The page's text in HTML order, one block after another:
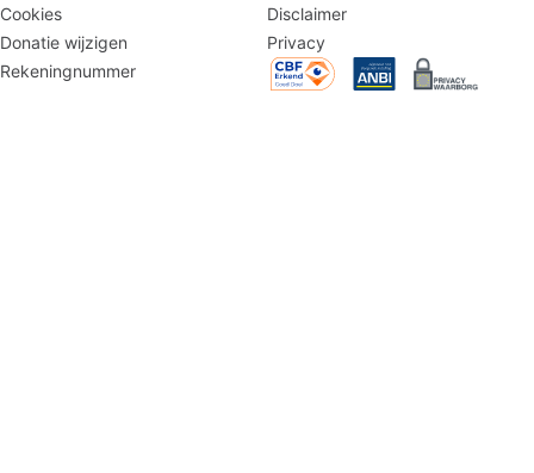
Disclaimer
menu
Cookies
Disclaimer
Donatie wijzigen
Privacy
Rekeningnummer
Logomenu